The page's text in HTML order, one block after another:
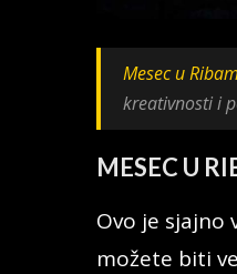
Mesec u
kreativnosti i
MESEC U
Ovo je sjajno
možete biti